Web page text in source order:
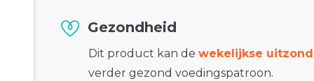
Gezondheid
Dit product kan dewekelijkse
verder gezond voedingspatroon.